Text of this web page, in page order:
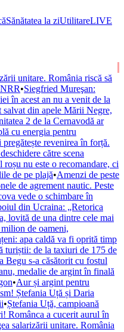
Sănătatea la ziUtilitareLIVE
unitare. România riscă să
•Siegfried Mureşan:
în acest an nu a venit de la
salvat din apele Mării Negre,
2 de la Cernavodă ar
cu energia pentru
revenirea în forță.
către scena
nu este o recomandare, ci
de pe plajă•Amenzi de peste
de agrement nautic. Peste
vede o schimbare în
din Ucraina: „Retorica
lovită de una dintre cele mai
de oameni,
apa caldă va fi oprită timp
turiștii: de la taxiuri de 175 de
Begu s-a căsătorit cu fostul
medalie de argint în finală
•Aur și argint pentru
Ștefania Uță și Daria
•Ștefania Uță, campioană
Românca a cucerit aurul în
salarizării unitare. România